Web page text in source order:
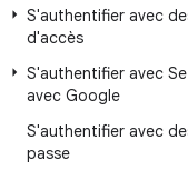
S'authentifier avec
d'accès
S'authentifier avec
avec Google
S'authentifier avec
passe